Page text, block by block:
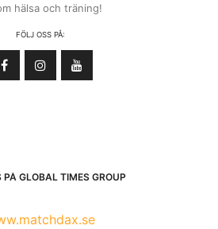
hälsa och träning!
FÖLJ OSS PÅ:
PÅ GLOBAL TIMES GROUP